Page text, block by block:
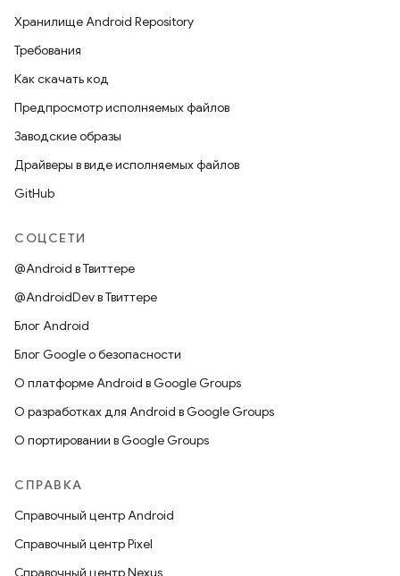
Хранилище Android Repository
Требования
Как скачать код
Предпросмотр исполняемых файлов
Заводские образы
Драйверы в виде исполняемых файлов
GitHub
СОЦСЕТИ
@Android в Твиттере
@AndroidDev в Твиттере
Блог Android
Блог Google о безопасности
О платформе Android в Google Groups
О разработках для Android в Google Groups
О портировании в Google Groups
СПРАВКА
Справочный центр Android
Справочный центр Pixel
Справочный центр Nexus